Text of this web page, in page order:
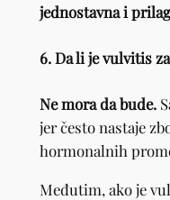
jednostavna i
6. Da li je vulvitis
Ne mora da bude.
jer često nastaje
hormonalnih
Međutim, ako je